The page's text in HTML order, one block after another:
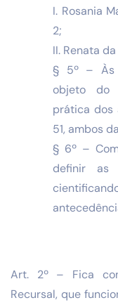
I. Rosania
2;
II. Renata
§ 5º – Às
objeto do
prática dos
51, ambos
§ 6º –
definir as
Art. 2º – Fica
Recursal, que